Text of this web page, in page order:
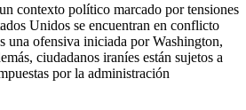
contexto político marcado por tensiones
Unidos se encuentran en conflicto
una ofensiva iniciada por Washington,
ciudadanos iraníes están sujetos a
por la administración